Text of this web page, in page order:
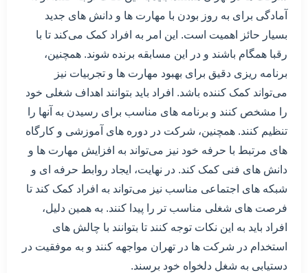
آمادگی برای به روز بودن با مهارت ها و دانش های جدید
بسیار حائز اهمیت است. این امر به افراد کمک می‌کند تا با
رقبا همگام باشند و در این مسابقه برنده شوند. همچنین،
برنامه ریزی دقیق برای بهبود مهارت ها و تجربیات نیز
می‌تواند کمک کننده باشد. افراد باید بتوانند اهداف شغلی خود
را مشخص کنند و برنامه های مناسب برای رسیدن به آنها را
تنظیم کنند. همچنین، شرکت در دوره های آموزشی و کارگاه
های مرتبط با حرفه خود نیز می‌تواند به افزایش مهارت ها و
دانش های فنی کمک کند. در نهایت، ایجاد روابط حرفه ای و
شبکه های اجتماعی مناسب نیز می‌تواند به افراد کمک کند تا
فرصت های شغلی مناسب تر را پیدا کنند. به همین دلیل،
افراد باید به این نکات توجه کنند تا بتوانند با چالش های
استخدام در شرکت ها در تهران مواجهه کنند و به موفقیت در
دستیابی به شغل دلخواه خود برسند.